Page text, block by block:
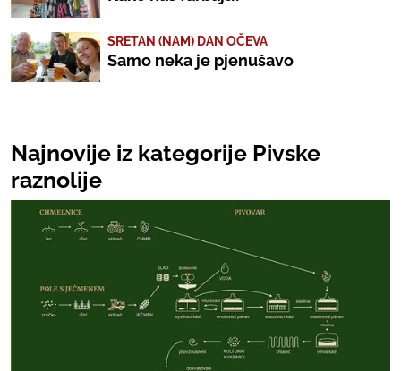
SRETAN (NAM) DAN OČEVA
Samo neka je pjenušavo
Najnovije iz kategorije Pivske
raznolije